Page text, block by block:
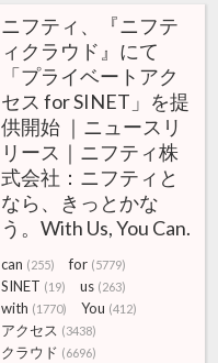
ニフティ、『ニフテ
ィクラウド』にて
「プライベートアク
セス for SINET」を提
供開始 ｜ニュースリ
リース｜ニフティ株
式会社：ニフティと
なら、きっとかな
う。With Us, You Can.
can (255) for (5779)
SINET (19) us (263)
with (1770) You (412)
アクセス (3438)
クラウド (6696)